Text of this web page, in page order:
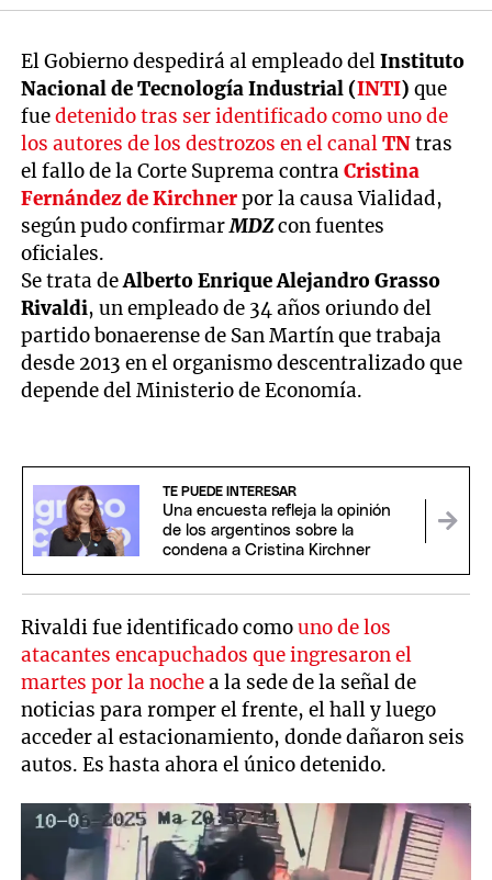
El Gobierno despedirá al empleado delInstituto
Nacional de Tecnología Industrial (INTI) que
fuedetenido tras ser identificado como uno de
los autores de los destrozos en el canalTNtras
el fallo de la Corte Suprema contraCristina
Fernández de Kirchnerpor la causa Vialidad,
según pudo confirmarMDZcon fuentes
oficiales.
Se trata deAlberto Enrique Alejandro Grasso
Rivaldi, un empleado de 34 años oriundo del
partido bonaerense de San Martín que trabaja
desde 2013 en el organismo descentralizado que
depende del Ministerio de Economía.
TE PUEDE INTERESAR
Una encuesta refleja la opinión
de los argentinos sobre la
condena a Cristina Kirchner
Rivaldi fue identificado comouno de los
atacantes encapuchados que ingresaron el
martes por la nochea la sede de la señal de
noticias para romper el frente, el hall y luego
acceder al estacionamiento, donde dañaron seis
autos. Es hasta ahora el único detenido.